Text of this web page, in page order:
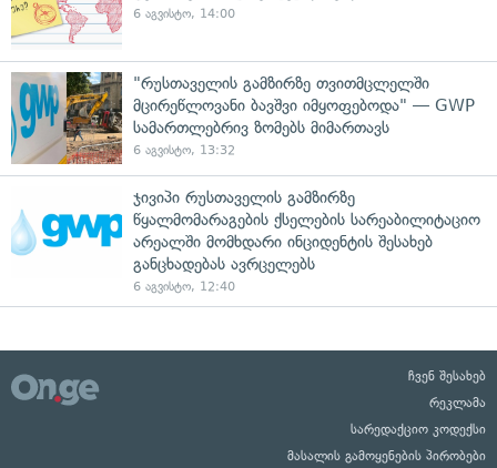
6 აგვისტო, 14:00
"რუსთაველის გამზირზე თვითმცლელში
მცირეწლოვანი ბავშვი იმყოფებოდა" — GWP
სამართლებრივ ზომებს მიმართავს
6 აგვისტო, 13:32
ჯივიპი რუსთაველის გამზირზე
წყალმომარაგების ქსელების სარეაბილიტაციო
არეალში მომხდარი ინციდენტის შესახებ
განცხადებას ავრცელებს
6 აგვისტო, 12:40
ჩვენ შესახებ
რეკლამა
სარედაქციო კოდექსი
მასალის გამოყენების პირობები